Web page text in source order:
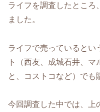
ライフを調査したところ
ました。
ライフで売っているとい
ト（西友、成城石井、
と、コストコなど）でも
今回調査した中では、上